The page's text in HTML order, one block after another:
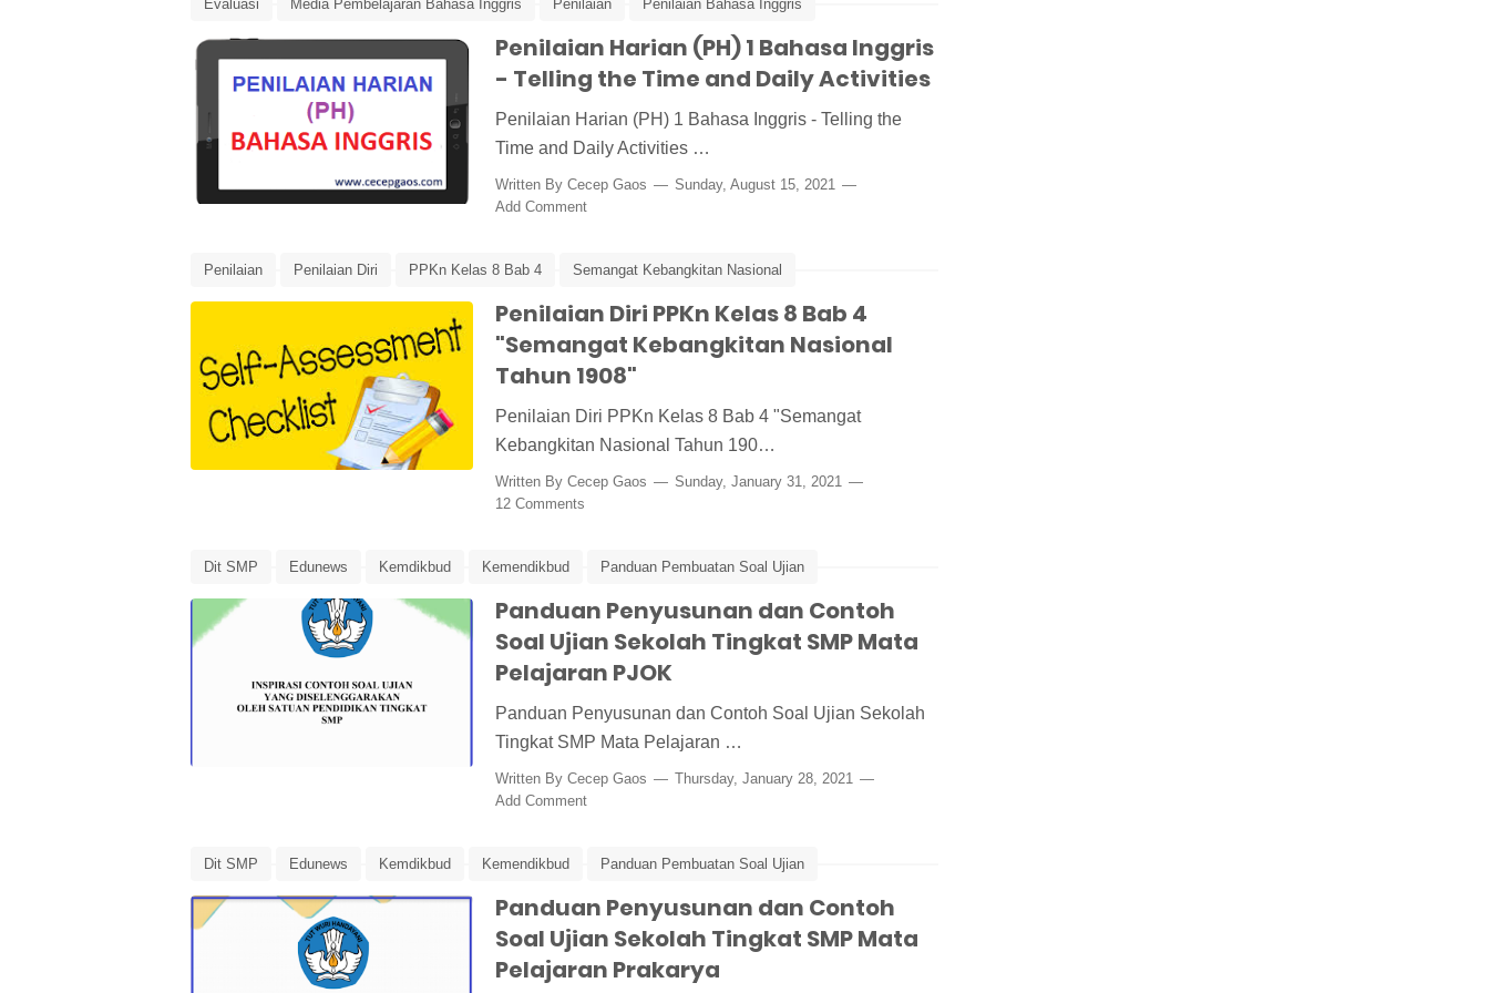
Evaluasi Media Pembelajaran Bahasa Inggris Penilaian Penilaian Bahasa Inggris
Penilaian Harian Bahasa Inggris
Penilaian Harian (PH) 1 Bahasa Inggris
- Telling the Time and Daily Activities
Penilaian Harian (PH) 1 Bahasa Inggris - Telling the
Time and Daily Activities …
Written By Cecep Gaos
Sunday, August 15, 2021
Add Comment
Penilaian Penilaian Diri PPKn Kelas 8 Bab 4 Semangat Kebangkitan Nasional
Penilaian Diri PPKn Kelas 8 Bab 4
"Semangat Kebangkitan Nasional
Tahun 1908"
Penilaian Diri PPKn Kelas 8 Bab 4 "Semangat
Kebangkitan Nasional Tahun 190…
Written By Cecep Gaos
Sunday, January 31, 2021
12 Comments
Dit SMP Edunews Kemdikbud Kemendikbud Panduan Pembuatan Soal Ujian
Panduan Penilaian Penilaian Soal Ujian PJOK Ujian Sekolah
Panduan Penyusunan dan Contoh
Soal Ujian Sekolah Tingkat SMP Mata
Pelajaran PJOK
Panduan Penyusunan dan Contoh Soal Ujian Sekolah
Tingkat SMP Mata Pelajaran …
Written By Cecep Gaos
Thursday, January 28, 2021
Add Comment
Dit SMP Edunews Kemdikbud Kemendikbud Panduan Pembuatan Soal Ujian
Panduan Penilaian Penilaian Soal Ujian Prakarya Ujian Sekolah
Panduan Penyusunan dan Contoh
Soal Ujian Sekolah Tingkat SMP Mata
Pelajaran Prakarya